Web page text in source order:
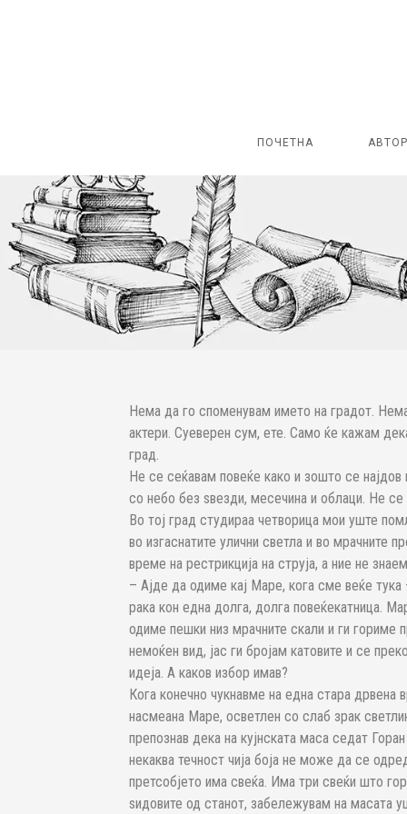
ПОЧЕТНА
Нема да го споменувам името на градот.
актери. Суеверен сум, ете. Само ќе кажам
град.
Не се сеќавам повеќе како и зошто се
со небо без ѕвезди, месечина и облаци. Не
Во тој град студираа четворица мои уште
во изгаснатите улични светла и во мрачните
време на рестрикција на струја, а ние не
– Ајде да одиме кај Маре, кога сме веќе
рака кон една долга, долга повеќекатница.
одиме пешки низ мрачните скали и ги гориме
немоќен вид, јас ги бројам катовите и се
идеја. А каков избор имав?
Кога конечно чукнавме на една стара дрвена
насмеана Маре, осветлен со слаб зрак
препознав дека на кујнската маса седат
некаква течност чија боја не може да се
претсобјето има свеќа. Има три свеќи што
ѕидовите од станот, забележувам на масата